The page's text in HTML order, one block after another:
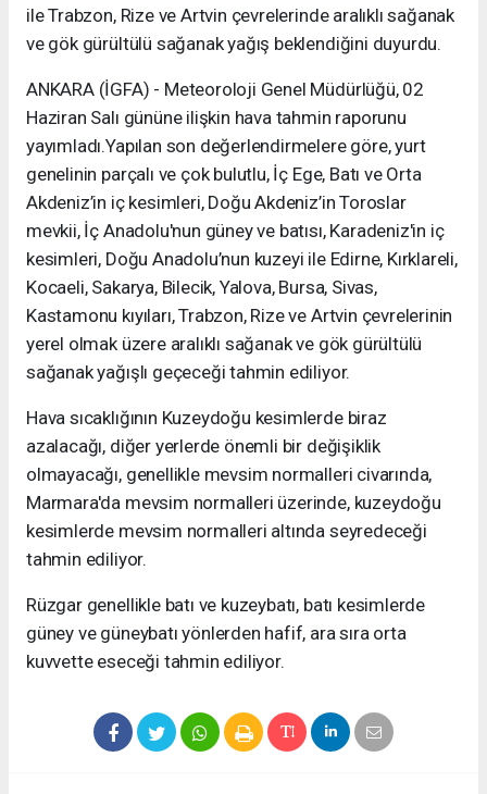
ile Trabzon, Rize ve Artvin çevrelerinde aralıklı sağanak
ve gök gürültülü sağanak yağış beklendiğini duyurdu.
ANKARA (İGFA) - Meteoroloji Genel Müdürlüğü, 02
Haziran Salı gününe ilişkin hava tahmin raporunu
yayımladı.Yapılan son değerlendirmelere göre, yurt
genelinin parçalı ve çok bulutlu, İç Ege, Batı ve Orta
Akdeniz’in iç kesimleri, Doğu Akdeniz’in Toroslar
mevkii, İç Anadolu'nun güney ve batısı, Karadeniz'in iç
kesimleri, Doğu Anadolu’nun kuzeyi ile Edirne, Kırklareli,
Kocaeli, Sakarya, Bilecik, Yalova, Bursa, Sivas,
Kastamonu kıyıları, Trabzon, Rize ve Artvin çevrelerinin
yerel olmak üzere aralıklı sağanak ve gök gürültülü
sağanak yağışlı geçeceği tahmin ediliyor.
Hava sıcaklığının Kuzeydoğu kesimlerde biraz
azalacağı, diğer yerlerde önemli bir değişiklik
olmayacağı, genellikle mevsim normalleri civarında,
Marmara'da mevsim normalleri üzerinde, kuzeydoğu
kesimlerde mevsim normalleri altında seyredeceği
tahmin ediliyor.
Rüzgar genellikle batı ve kuzeybatı, batı kesimlerde
güney ve güneybatı yönlerden hafif, ara sıra orta
kuvvette eseceği tahmin ediliyor.